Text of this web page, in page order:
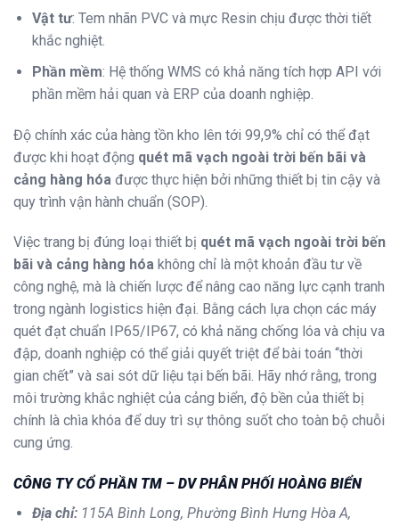
Vật tư: Tem nhãn PVC và mực Resin chịu được thời tiết
khắc nghiệt.
Phần mềm: Hệ thống WMS có khả năng tích hợp API với
phần mềm hải quan và ERP của doanh nghiệp.
Độ chính xác của hàng tồn kho lên tới 99,9% chỉ có thể đạt
được khi hoạt động quét mã vạch ngoài trời bến bãi và
cảng hàng hóa được thực hiện bởi những thiết bị tin cậy và
quy trình vận hành chuẩn (SOP).
Việc trang bị đúng loại thiết bị quét mã vạch ngoài trời bến
bãi và cảng hàng hóa không chỉ là một khoản đầu tư về
công nghệ, mà là chiến lược để nâng cao năng lực cạnh tranh
trong ngành logistics hiện đại. Bằng cách lựa chọn các máy
quét đạt chuẩn IP65/IP67, có khả năng chống lóa và chịu va
đập, doanh nghiệp có thể giải quyết triệt để bài toán “thời
gian chết” và sai sót dữ liệu tại bến bãi. Hãy nhớ rằng, trong
môi trường khắc nghiệt của cảng biển, độ bền của thiết bị
chính là chìa khóa để duy trì sự thông suốt cho toàn bộ chuỗi
cung ứng.
CÔNG TY CỔ PHẦN TM – DV PHÂN PHỐI HOÀNG BIỂN
Địa chỉ:115A Bình Long, Phường Bình Hưng Hòa A,